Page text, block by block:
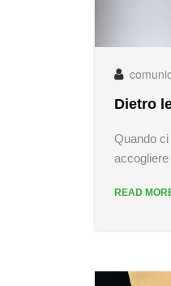
Dietro
Quando
READ